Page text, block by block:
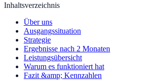
Inhaltsverzeichnis
Über uns
Ausgangssituation
Strategie
Ergebnisse nach 2 Monaten
Leistungsübersicht
Warum es funktioniert hat
Fazit &amp; Kennzahlen